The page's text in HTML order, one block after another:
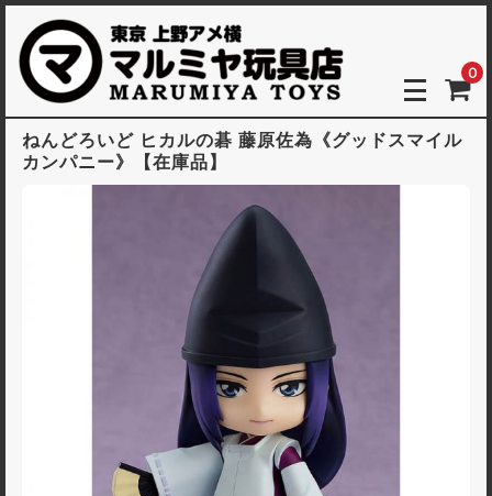
0
ねんどろいど ヒカルの碁 藤原佐為《グッドスマイル
カンパニー》【在庫品】